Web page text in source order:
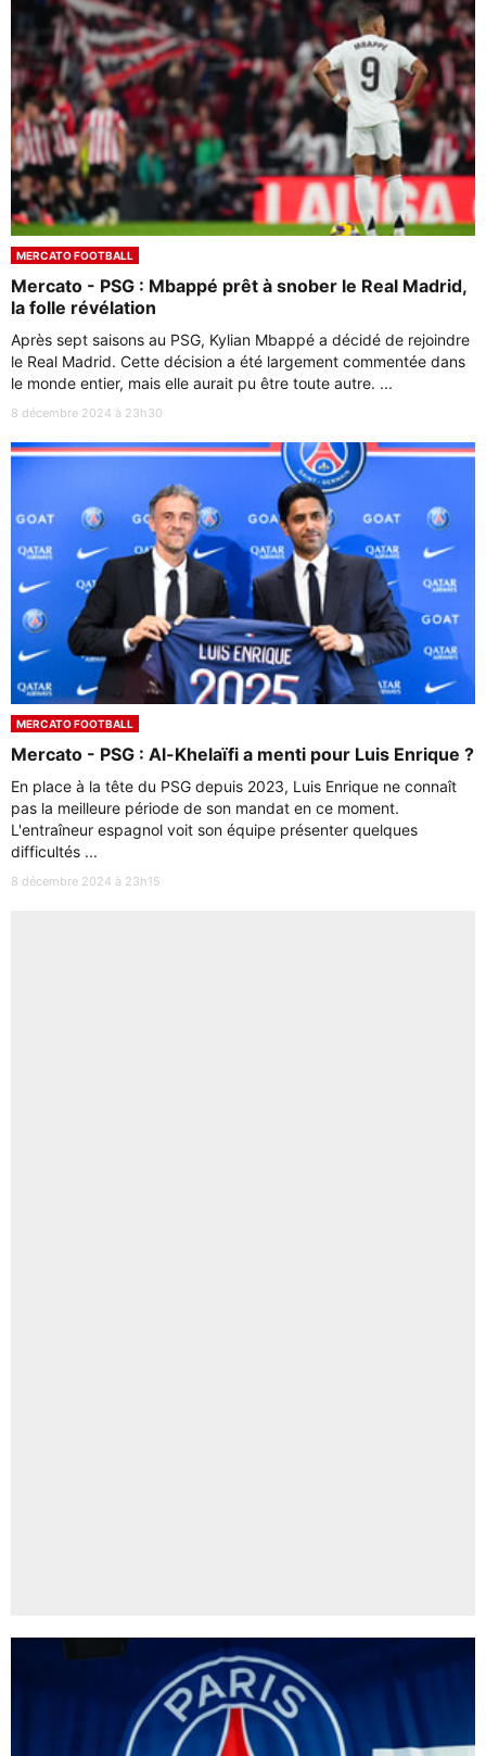
MERCATO FOOTBALL
Mercato - PSG : Mbappé prêt à snober le Real Madrid,
la folle révélation
Après sept saisons au PSG, Kylian Mbappé a décidé de rejoindre
le Real Madrid. Cette décision a été largement commentée dans
le monde entier, mais elle aurait pu être toute autre. ...
8 décembre 2024 à 23h30
MERCATO FOOTBALL
Mercato - PSG : Al-Khelaïfi a menti pour Luis Enrique ?
En place à la tête du PSG depuis 2023, Luis Enrique ne connaît
pas la meilleure période de son mandat en ce moment.
L'entraîneur espagnol voit son équipe présenter quelques
difficultés ...
8 décembre 2024 à 23h15